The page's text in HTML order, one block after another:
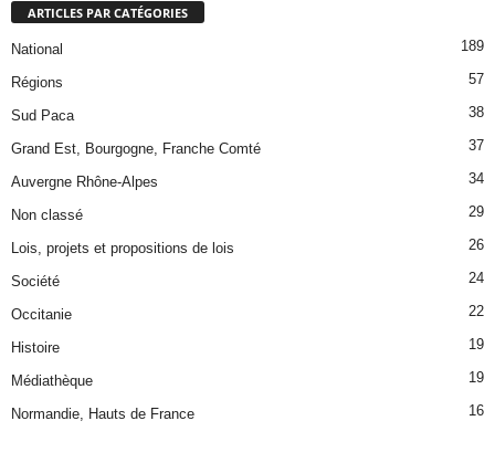
ARTICLES PAR CATÉGORIES
National 189
Régions 57
Sud Paca 38
Grand Est, Bourgogne, Franche Comté 37
Auvergne Rhône-Alpes 34
Non classé 29
Lois, projets et propositions de lois 26
Société 24
Occitanie 22
Histoire 19
Médiathèque 19
Normandie, Hauts de France 16